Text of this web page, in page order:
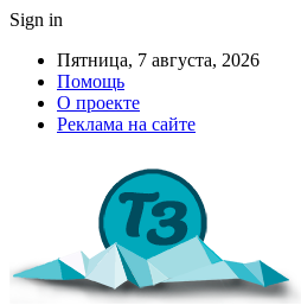
Sign in
Пятница, 7 августа, 2026
Помощь
О проекте
Реклама на сайте